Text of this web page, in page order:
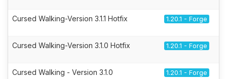
Cursed Walking-Version 3.1.1 Hotfix 1.20.1 - Forge
Cursed Walking-Version 3.1.0 Hotfix 1.20.1 - Forge
Cursed Walking - Version 3.1.0 1.20.1 - Forge